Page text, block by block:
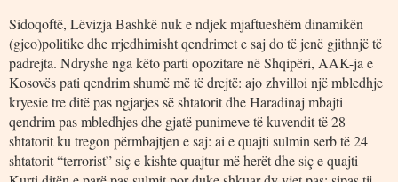
Sidoqoftë, Lëvizja Bashkë nuk e ndjek mjaftueshëm dinamikën
(gjeo)politike dhe rrjedhimisht qendrimet e saj do të jenë gjithnjë të
padrejta. Ndryshe nga këto parti opozitare në Shqipëri, AAK-ja e
Kosovës pati qendrim shumë më të drejtë: ajo zhvilloi një mbledhje
kryesie tre ditë pas ngjarjes së shtatorit dhe Haradinaj mbajti
qendrim pas mbledhjes dhe gjatë punimeve të kuvendit të 28
shtatorit ku tregon përmbajtjen e saj: ai e quajti sulmin serb të 24
shtatorit “terrorist” siç e kishte quajtur më herët dhe siç e quajti